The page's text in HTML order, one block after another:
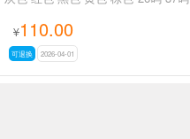
¥110.00
可退换 2026-04-01